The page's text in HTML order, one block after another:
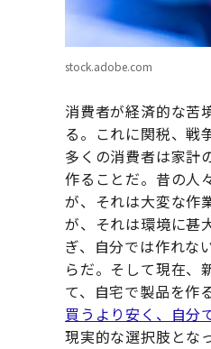
stock.adobe.com
消費者が経済的な苦
る。これに関税、戦
多くの消費者は家計
作ることだ。昔の人
が、それは大変な作
が、それは環境に甚
ぎ、自分では作れな
らだ。そして現在、
て、自宅で製品を作
買うより安く、自分
現実的な選択肢とな